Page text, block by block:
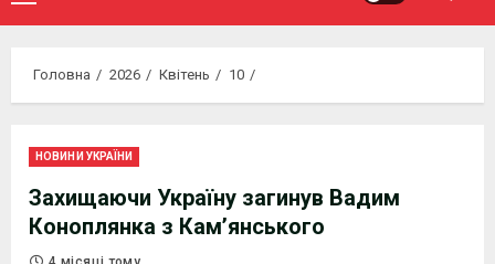
Menu
Головна 2026 Квітень 10
НОВИНИ УКРАЇНИ
Захищаючи Україну загинув Вадим
Коноплянка з Камʼянського